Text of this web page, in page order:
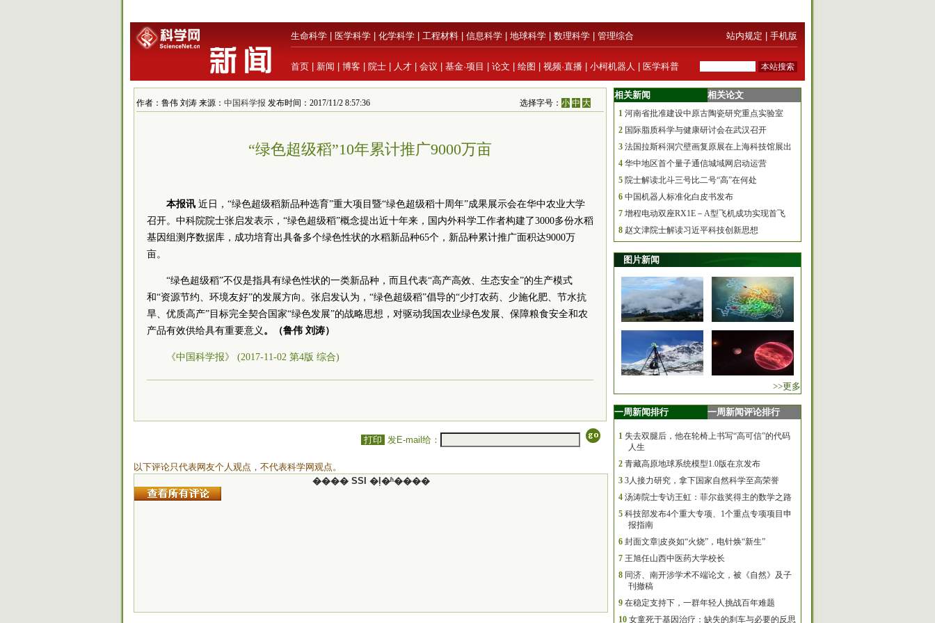
生命科学 医学科学 化学科学 工程材料 信息科学 地球科学 数理科学 管理综合 站内规定 手机版
首页 新闻 博客 院士 人才 会议 基金·项目 论文 绘图 视频·直播 小柯机器人 医学科普
作者：鲁伟 刘涛 来源： 中国科学报 发布时间：2017/11/2 8:57:36 选择字号：小 中 大
“绿色超级稻”10年累计推广9000万亩
本报讯 近日，“绿色超级稻新品种选育”重大项目暨“绿色超级稻十周年”成果展示会在华中农业大学
召开。中科院院士张启发表示，“绿色超级稻”概念提出近十年来，国内外科学工作者构建了3000多份水稻
基因组测序数据库，成功培育出具备多个绿色性状的水稻新品种65个，新品种累计推广面积达9000万
亩。
“绿色超级稻”不仅是指具有绿色性状的一类新品种，而且代表“高产高效、生态安全”的生产模式
和“资源节约、环境友好”的发展方向。张启发认为，“绿色超级稻”倡导的“少打农药、少施化肥、节水抗
旱、优质高产”目标完全契合国家“绿色发展”的战略思想，对驱动我国农业绿色发展、保障粮食安全和农
产品有效供给具有重要意义 。（鲁伟 刘涛）
《中国科学报》 (2017-11-02 第4版 综合)
打印 发E-mail给：
以下评论只代表网友个人观点，不代表科学网观点。
���� SSI �ļ�ʱ����
相关新闻 相关论文
1 河南省批准建设中原古陶瓷研究重点实验室
2 国际脂质科学与健康研讨会在武汉召开
3 法国拉斯科洞穴壁画复原展在上海科技馆展出
4 华中地区首个量子通信城域网启动运营
5 院士解读北斗三号比二号“高”在何处
6 中国机器人标准化白皮书发布
7 增程电动双座RX1E－A型飞机成功实现首飞
8 赵文津院士解读习近平科技创新思想
图片新闻
>>更多
一周新闻排行 一周新闻评论排行
1 失去双腿后，他在轮椅上书写“高可信”的代码
人生
2 青藏高原地球系统模型1.0版在京发布
3 3人接力研究，拿下国家自然科学至高荣誉
4 汤涛院士专访王虹：菲尔兹奖得主的数学之路
5 科技部发布4个重大专项、1个重点专项项目申
报指南
6 封面文章|皮炎如“火烧”，电针焕“新生”
7 王旭任山西中医药大学校长
8 同济、南开涉学术不端论文，被《自然》及子
刊撤稿
9 在稳定支持下，一群年轻人挑战百年难题
10 女童死于基因治疗：缺失的刹车与必要的反思